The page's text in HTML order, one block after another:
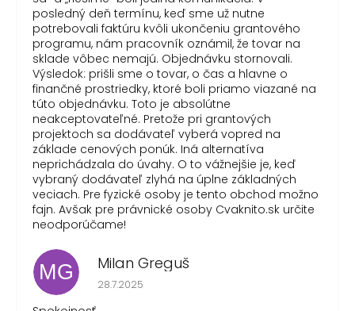
posledný deň termínu, keď sme už nutne
potrebovali faktúru kvôli ukončeniu grantového
programu, nám pracovník oznámil, že tovar na
sklade vôbec nemajú. Objednávku stornovali.
Výsledok: prišli sme o tovar, o čas a hlavne o
finančné prostriedky, ktoré boli priamo viazané na
túto objednávku. Toto je absolútne
neakceptovateľné. Pretože pri grantových
projektoch sa dodávateľ vyberá vopred na
základe cenových ponúk. Iná alternatíva
neprichádzala do úvahy. O to vážnejšie je, keď
vybraný dodávateľ zlyhá na úplne základných
veciach. Pre fyzické osoby je tento obchod možno
fajn. Avšak pre právnické osoby Cvaknito.sk určite
neodporúčame!
MG Milan Greguš
Hodnotenie obchodu je 5 z 5 hviezdičiek.
28.7.2025